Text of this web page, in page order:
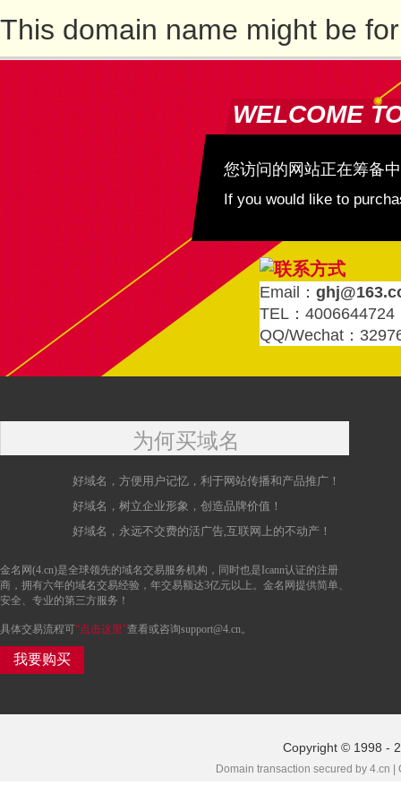
This domain name might be
WELCOME
您访问的网站正在筹备
If you would like to
Email：
TEL：4006644724
QQ/Wechat：
为何买域名
好域名，方便用户记忆，利于网站传播和产品推广！
好域名，树立企业形象，创造品牌价值！
好域名，永远不交费的活广告,互联网上的不动产！
金名网(4.cn)是全球领先的域名交易服务机构，同时也是Icann认证的注册
商，拥有六年的域名交易经验，年交易额达3亿元以上。金名网提供简单、
安全、专业的第三方服务！
具体交易流程可“点击这里”查看或咨询support@4.cn。
我要购买
Copyright © 1998 -
Domain transaction secured by 4.cn